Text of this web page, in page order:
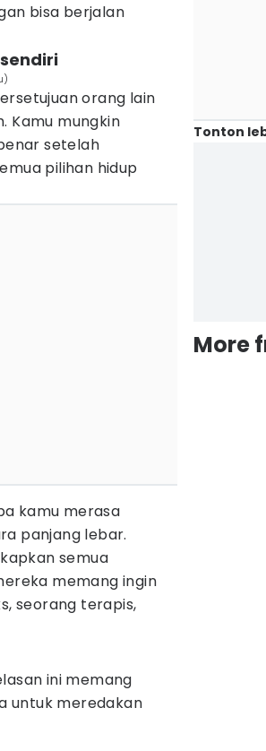
bisa berjalan
orang lain
Kamu mungkin
setelah
pilihan hidup
kamu merasa
panjang lebar.
semua
memang ingin
seorang terapis,
ini memang
untuk meredakan
Tonton
More